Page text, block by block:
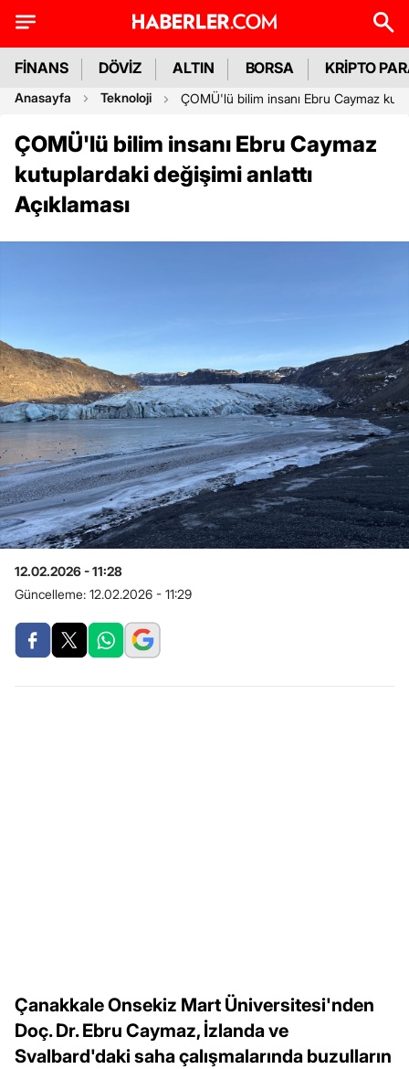
FİNANS DÖVİZ ALTIN BORSA KRİPTO
Anasayfa Teknoloji ÇOMÜ'lü bilim insanı Ebru Caymaz
ÇOMÜ'lü bilim insanı Ebru Caymaz
kutuplardaki değişimi anlattı
Açıklaması
12.02.2026 - 11:28
Güncelleme: 12.02.2026 - 11:29
Çanakkale Onsekiz Mart Üniversitesi'nden
Doç. Dr. Ebru Caymaz, İzlanda ve
Svalbard'daki saha çalışmalarında buzulların